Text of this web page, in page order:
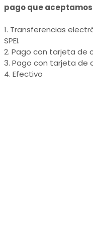
pago que
1. Transferencias
SPEI.
2. Pago con tarjeta de
3. Pago con tarjeta de
4. Efectivo